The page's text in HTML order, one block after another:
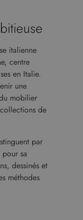
italienne
centre
en Italie.
une
mobilier
de
par
sa
dessinés et
méthodes